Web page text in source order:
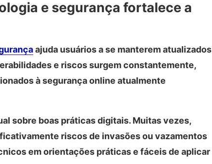
e segurança fortalece a
ajuda usuários a se manterem atualizados
e riscos surgem constantemente,
à segurança online atualmente
sobre boas práticas digitais. Muitas vezes,
riscos de invasões ou vazamentos
em orientações práticas e fáceis de aplicar